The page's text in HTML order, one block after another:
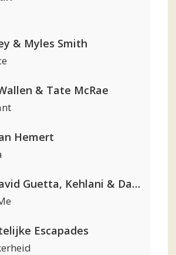
& Myles Smith
& Tate McRae
Hemert
Hugel, David Guetta, Kehlani & Daecolm
Escapades